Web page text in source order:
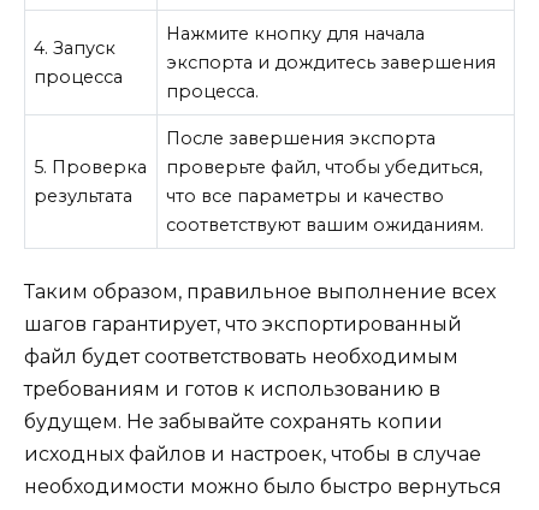
4. Запуск
процесса
Нажмите кнопку для начала
экспорта и дождитесь завершения
процесса.
5. Проверка
результата
После завершения экспорта
проверьте файл, чтобы убедиться,
что все параметры и качество
соответствуют вашим ожиданиям.
Таким образом, правильное выполнение всех
шагов гарантирует, что экспортированный
файл будет соответствовать необходимым
требованиям и готов к использованию в
будущем. Не забывайте сохранять копии
исходных файлов и настроек, чтобы в случае
необходимости можно было быстро вернуться